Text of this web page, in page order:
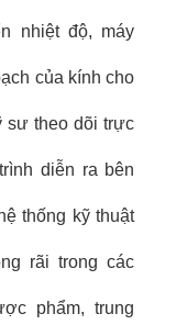
nhiệt độ, máy
của kính cho
sư theo dõi trực
diễn ra bên
thống kỹ thuật
rãi trong các
phẩm, trung